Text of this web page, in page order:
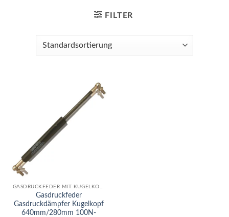
FILTER
GASDRUCKFEDER MIT KUGELKOPF
Gasdruckfeder
Gasdruckdämpfer Kugelkopf
640mm/280mm 100N-